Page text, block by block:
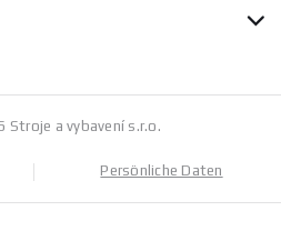
a vybavení s.r.o.
Persönliche Daten